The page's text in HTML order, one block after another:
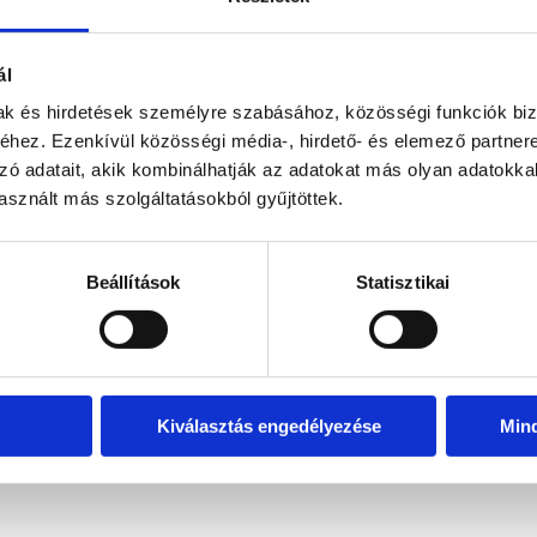
és hirdetések személyre szabásához, közösségi funkciók
Ezenkívül közösségi média-, hirdető- és elemező
adatait, akik kombinálhatják az adatokat más olyan
más szolgáltatásokból gyűjtöttek.
Beállítások Statisztikai
Kiválasztás engedélyezése